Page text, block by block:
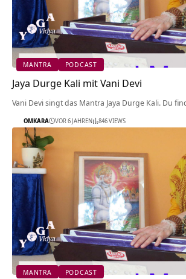
MANTRA PODCAST
Jaya Durge Kali mit Vani Devi
Vani Devi singt das Mantra Jaya Durge Kali. Du
OMKARA VOR 6 JAHREN 846 VIEWS
MANTRA PODCAST